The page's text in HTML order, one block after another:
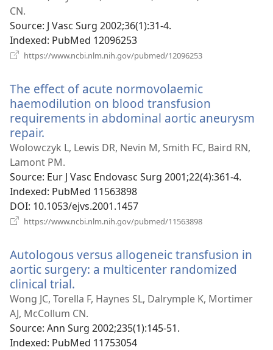
CN.
Source‎: J Vasc Surg 2002;36(1):31-4.
Indexed‎: PubMed 12096253
https://www.ncbi.nlm.nih.gov/pubmed/12096253
вікні)
The effect of acute normovolaemic
haemodilution on blood transfusion
requirements in abdominal aortic aneurysm
repair.
у
новому
вікні)
Wolowczyk L, Lewis DR, Nevin M, Smith FC, Baird RN,
Lamont PM.
Source‎: Eur J Vasc Endovasc Surg 2001;22(4):361-4.
Indexed‎: PubMed 11563898
DOI‎: 10.1053/ejvs.2001.1457
https://www.ncbi.nlm.nih.gov/pubmed/11563898
вікні)
Autologous versus allogeneic transfusion in
aortic surgery: a multicenter randomized
clinical trial.
у
новому
вікні)
Wong JC, Torella F, Haynes SL, Dalrymple K, Mortimer
AJ, McCollum CN.
Source‎: Ann Surg 2002;235(1):145-51.
Indexed‎: PubMed 11753054